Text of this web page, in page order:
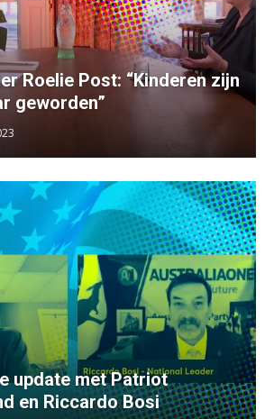
Roelie Post: “Kinderen zijn
geworden”
update met Patriot
en Riccardo Bosi